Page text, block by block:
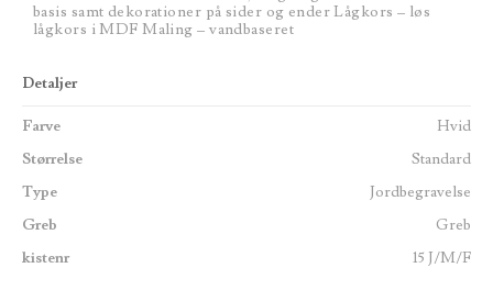
basis samt dekorationer på sider og ender Lågkors – løs
lågkors i MDF Maling – vandbaseret
Detaljer
Farve
Hvid
Størrelse
Standard
Type
Jordbegravelse
Greb
Greb
kistenr
15 J/M/F